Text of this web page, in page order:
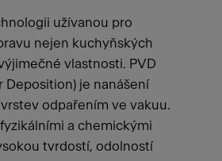
užívanou pro
nejen kuchyňských
vlastnosti. PVD
Deposition) je nanášení
odpařením ve vakuu.
a chemickými
tvrdostí, odolností